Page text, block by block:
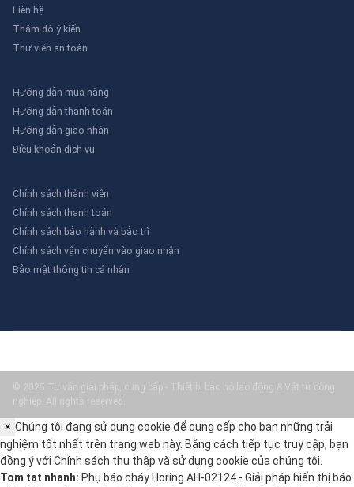
Liên hệ
Thăm dò ý kiến
Thư viên an toàn
Hướng dẫn mua hàng
Hướng dẫn thanh toán
Hướng dẫn giao nhận
Điều khoản dịch vụ
Chính sách thành viên
Chính sách thanh toán
Chính sách bảo hành và bảo trì
Chính sách vận chuyển vào giao nhận
Bảo mật thông tin cá nhân
© 2025 Tư vấn giải pháp, cung cấp - Thiết bị bảo hộ lao động & Vật tư công
nghiệp. All rights reserved.
× Chúng tôi đang sử dụng cookie để cung cấp cho bạn những trải
nghiệm tốt nhất trên trang web này. Bằng cách tiếp tục truy cập, bạn
đồng ý với Chính sách thu thập và sử dụng cookie của chúng tôi.
Tom tat nhanh: Phụ báo cháy Horing AH-02124 - Giải pháp hiển thị báo